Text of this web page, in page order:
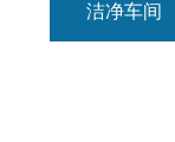
洁净车间